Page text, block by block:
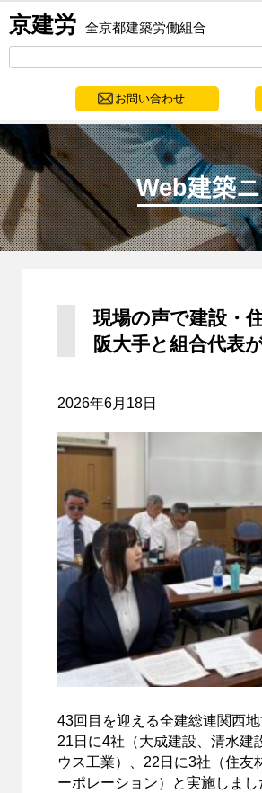
京建労 全京都建築労働組合
お問い合わせ
Web建築
現場の声で建設・
阪大手と組合代表
2026年6月18日
43回目を迎える全建総連関西
21日に4社（大成建設、清水建
ウス工業）、22日に3社（住友
ーポレーション）と実施しま